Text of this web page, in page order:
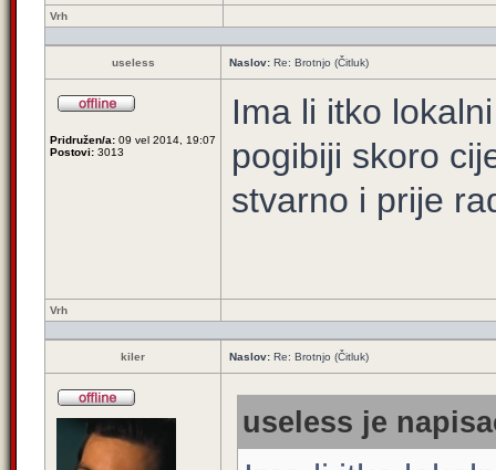
Vrh
useless Naslov: Re: Brotnjo (Čitluk)
Pridružen/a: 09 vel 2014, 19:07
Postovi: 3013
Ima li itko
pogibiji skoro
stvarno i prije
Vrh
kiler Naslov: Re: Brotnjo (Čitluk)
useless je